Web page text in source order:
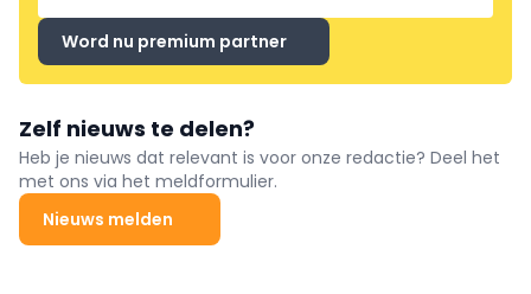
Word nu premium partner
Zelf nieuws te delen?
Heb je nieuws dat relevant is voor onze redactie? Deel het
met ons via het meldformulier.
Nieuws melden